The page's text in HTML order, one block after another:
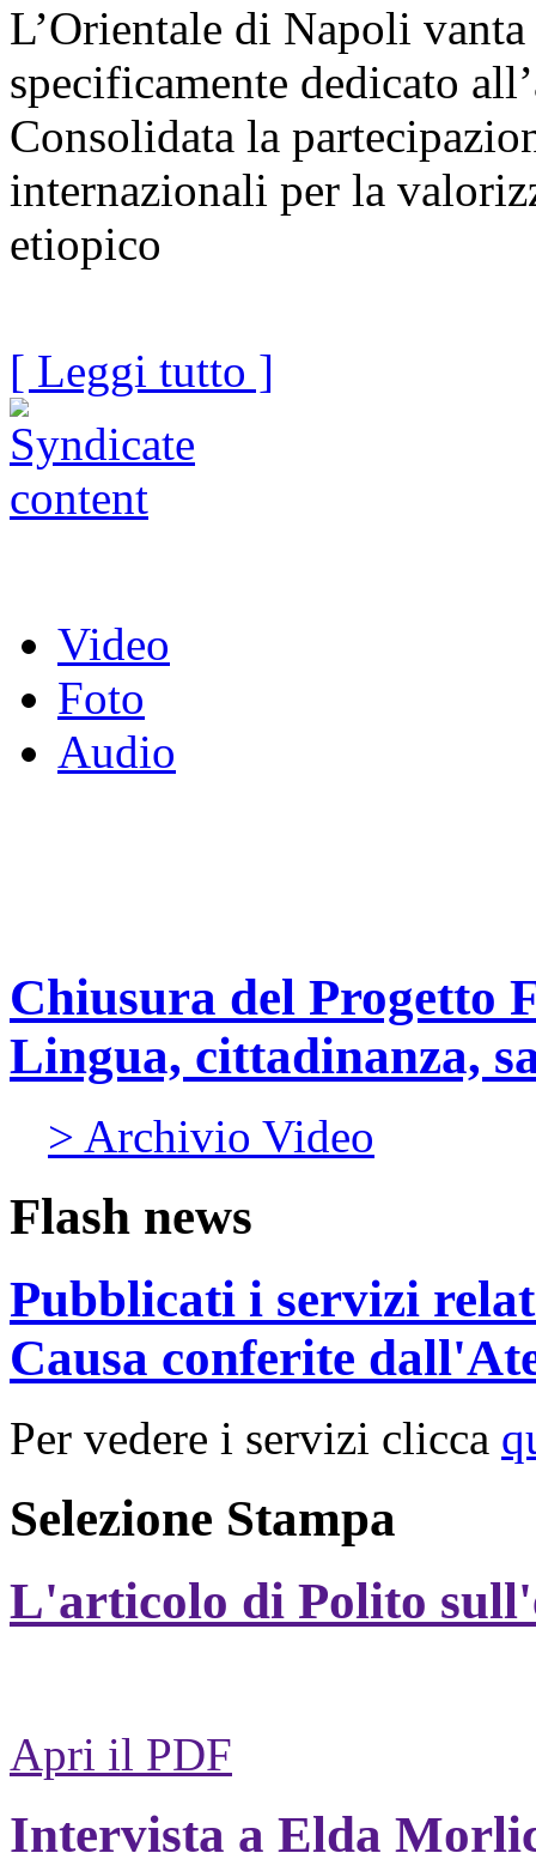
L’Orientale di Napoli
specificamente dedicato
Consolidata la
internazionali per la
etiopico
[ Leggi tutto ]
Video
Foto
Audio
Chiusura del Progetto
Lingua, cittadinanza,
> Archivio Video
Flash news
Pubblicati i servizi
Causa conferite
Per vedere i servizi clicca
Selezione Stampa
L'articolo di Polito
Apri il PDF
Intervista a Elda